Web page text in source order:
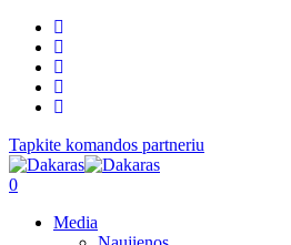
Tapkite komandos partneriu
0
Media